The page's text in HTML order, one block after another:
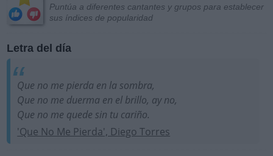
Puntúa a diferentes cantantes y grupos para establecer
sus índices de popularidad
Letra del día
Que no me pierda en la sombra,
Que no me duerma en el brillo, ay no,
Que no me quede sin tu cariño.
'Que No Me Pierda', Diego Torres